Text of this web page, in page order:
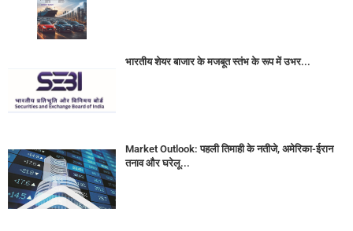
भारतीय शेयर बाजार के मजबूत स्तंभ के रूप में उभर...
Market Outlook: पहली तिमाही के नतीजे, अमेरिका-ईरान
तनाव और घरेलू...